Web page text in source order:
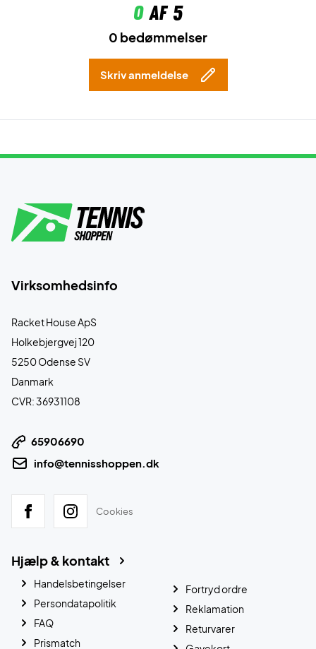
0af 5
0 bedømmelser
Skriv anmeldelse
Virksomhedsinfo
Racket House ApS
Holkebjergvej 120
5250 Odense SV
Danmark
CVR: 36931108
65906690
info@tennisshoppen.dk
Cookies
Hjælp & kontakt
Handelsbetingelser
Persondatapolitik
FAQ
Prismatch
Fortryd ordre
Reklamation
Returvarer